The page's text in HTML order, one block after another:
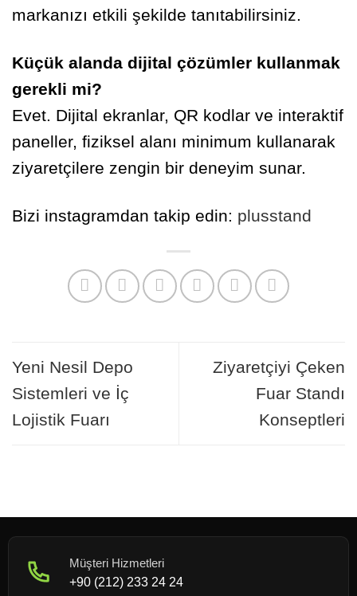
markanızı etkili şekilde tanıtabilirsiniz.
Küçük alanda dijital çözümler kullanmak
gerekli mi?
Evet. Dijital ekranlar, QR kodlar ve interaktif
paneller, fiziksel alanı minimum kullanarak
ziyaretçilere zengin bir deneyim sunar.
Bizi instagramdan takip edin: plusstand
Yeni Nesil Depo
Sistemleri ve İç
Lojistik Fuarı
Ziyaretçiyi Çeken
Fuar Standı
Konseptleri
Müşteri Hizmetleri
+90 (212) 233 24 24